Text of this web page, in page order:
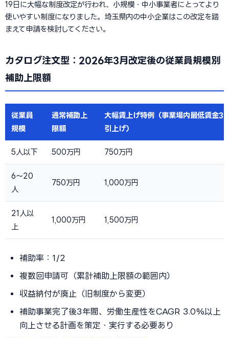
19日に大幅な制度改定が行われ、小規模・中小事業者にとってより
使いやすい制度になりました。埼玉県内の中小企業はこの改定を踏
まえて申請を検討してください。
カタログ注文型：2026年3月改定後の従業員規模別
補助上限額
従業員
規模
通常補助上
限額
大幅賃上げ特例（事業場内最低賃金
引上げ）
5人以下 500万円 750万円
6〜20
人
750万円 1,000万円
21人以
上
1,000万円 1,500万円
補助率：1/2
複数回申請可（累計補助上限額の範囲内）
収益納付が廃止（旧制度から変更）
補助事業完了後3年間、労働生産性をCAGR 3.0%以上
向上させる計画を策定・実行する必要あり